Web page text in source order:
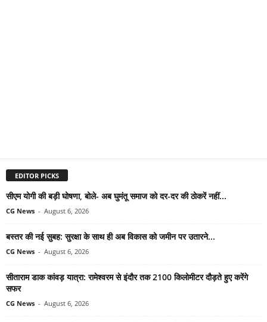
EDITOR PICKS
सीएम योगी की बड़ी घोषणा, बोले- अब घुमंतू समाज को दर-दर की ठोकरें नहीं...
CG News - August 6, 2026
बस्तर की नई सुबह: सुरक्षा के साथ ही अब विकास को जमीन पर उतारने...
CG News - August 6, 2026
सीताराम डाक कांवड़ यात्रा: रामेश्वरम से इंदौर तक 2100 किलोमीटर दौड़ते हुए करेंगे
सफर
CG News - August 6, 2026